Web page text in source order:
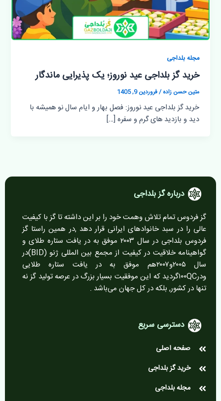
مجله بلداجی
خرید گز بلداجی عید نوروز؛ یک پذیرایی ماندگار
متین حسن زاده/فروردین 9, 1405
خرید گز بلداجی عید نوروز‍: فصل بهار و ایام سال نو همیشه با
دید و بازدید های گرم و سفره […]
درباره گز بلداجی
گز فردوس تمام تلاش وهمت خود را بر این داشته تا گز با کیفیت
عالی را در سبد خانوادهای ایرانی قرار دهد ,در همین راستا گز
فردوس بلداجی در سال ۲۰۰۳ موفق به در یافت ستاره طلای و
گواهینامه خلاقیت در کیفیت از مجمع بین المللی ژنو (BID)در
سال ۲۰۰۵و۲۰۰۷هم موفق به در یافت ستاره طلایی
ودر۱۰۰QCگردید که این موفقیت بسیار بزرگ در عرصه تولید گز نه
تنها در کشور, بلکه در کل جهان می‌باشد .
دسترسی سریع
صفحه اصلی
خرید گز بلداجی
مجله بلداجی